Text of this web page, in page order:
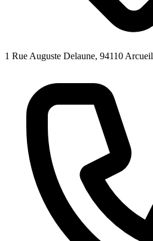
1 Rue Auguste Delaune, 94110 Arcueil